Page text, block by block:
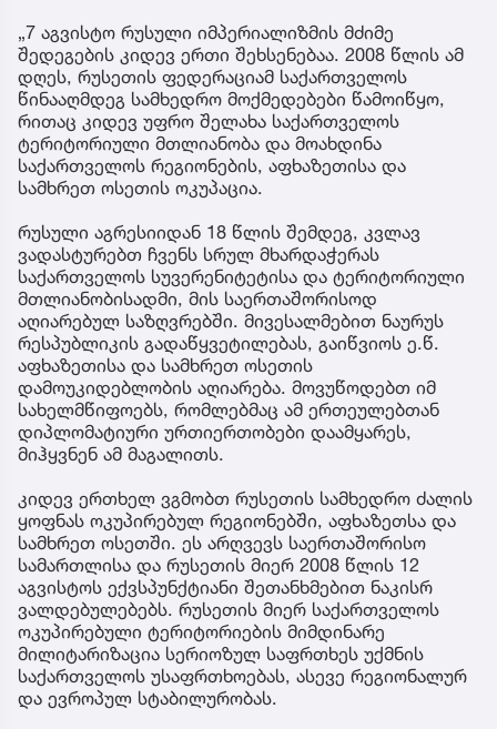
„7 აგვისტო რუსული იმპერიალიზმის მძიმე
შედეგების კიდევ ერთი შეხსენებაა. 2008 წლის ამ
დღეს, რუსეთის ფედერაციამ საქართველოს
წინააღმდეგ სამხედრო მოქმედებები წამოიწყო,
რითაც კიდევ უფრო შელახა საქართველოს
ტერიტორიული მთლიანობა და მოახდინა
საქართველოს რეგიონების, აფხაზეთისა და
სამხრეთ ოსეთის ოკუპაცია.
რუსული აგრესიიდან 18 წლის შემდეგ, კვლავ
ვადასტურებთ ჩვენს სრულ მხარდაჭერას
საქართველოს სუვერენიტეტისა და ტერიტორიული
მთლიანობისადმი, მის საერთაშორისოდ
აღიარებულ საზღვრებში. მივესალმებით ნაურუს
რესპუბლიკის გადაწყვეტილებას, გაიწვიოს ე.წ.
აფხაზეთისა და სამხრეთ ოსეთის
დამოუკიდებლობის აღიარება. მოვუწოდებთ იმ
სახელმწიფოებს, რომლებმაც ამ ერთეულებთან
დიპლომატიური ურთიერთობები დაამყარეს,
მიჰყვნენ ამ მაგალითს.
კიდევ ერთხელ ვგმობთ რუსეთის სამხედრო ძალის
ყოფნას ოკუპირებულ რეგიონებში, აფხაზეთსა და
სამხრეთ ოსეთში. ეს არღვევს საერთაშორისო
სამართლისა და რუსეთის მიერ 2008 წლის 12
აგვისტოს ექვსპუნქტიანი შეთანხმებით ნაკისრ
ვალდებულებებს. რუსეთის მიერ საქართველოს
ოკუპირებული ტერიტორიების მიმდინარე
მილიტარიზაცია სერიოზულ საფრთხეს უქმნის
საქართველოს უსაფრთხოებას, ასევე რეგიონალურ
და ევროპულ სტაბილურობას.